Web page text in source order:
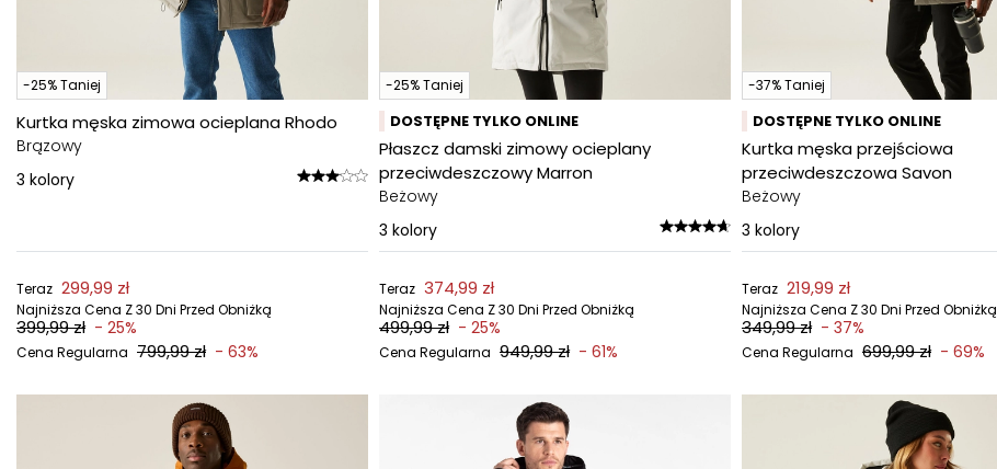
-25% Taniej
Kurtka męska zimowa ocieplana Rhodo
Brązowy
3 kolory
Teraz 299,99 zł
Najniższa Cena Z 30 Dni Przed Obniżką
399,99 zł - 25%
Cena Regularna 799,99 zł - 63%
-25% Taniej
DOSTĘPNE TYLKO ONLINE
Płaszcz damski zimowy ocieplany
przeciwdeszczowy Marron
Beżowy
3 kolory
Teraz 374,99 zł
Najniższa Cena Z 30 Dni Przed Obniżką
499,99 zł - 25%
Cena Regularna 949,99 zł - 61%
-37% Taniej
DOSTĘPNE TYLKO ONLINE
Kurtka męska przejściowa
przeciwdeszczowa Savon
Beżowy
3 kolory
Teraz 219,99 zł
Najniższa Cena Z 30 Dni Przed Obniżką
349,99 zł - 37%
Cena Regularna 699,99 zł - 69%